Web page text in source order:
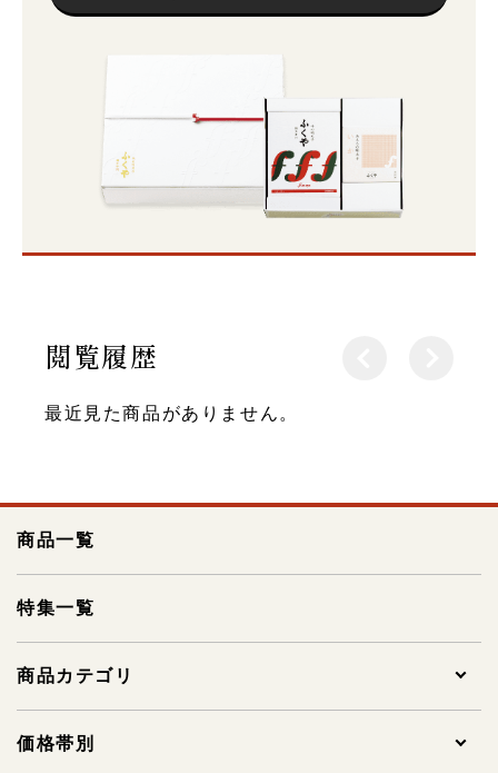
閲覧履歴
最近見た商品がありません。
商品一覧
特集一覧
商品カテゴリ
全ての商品
価格帯別